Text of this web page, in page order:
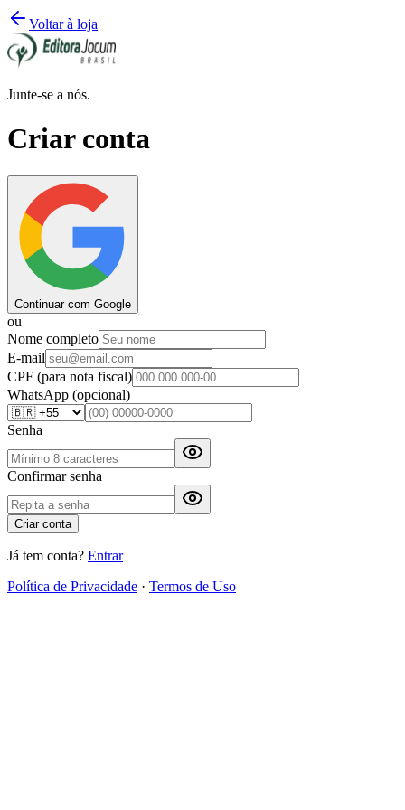
Voltar à loja
Junte-se a nós.
Criar conta
Continuar com Google
ou
Nome completo
E-mail
CPF (para nota fiscal)
WhatsApp (opcional)
Senha
Confirmar senha
Criar conta
Já tem conta? Entrar
Política de Privacidade · Termos de Uso